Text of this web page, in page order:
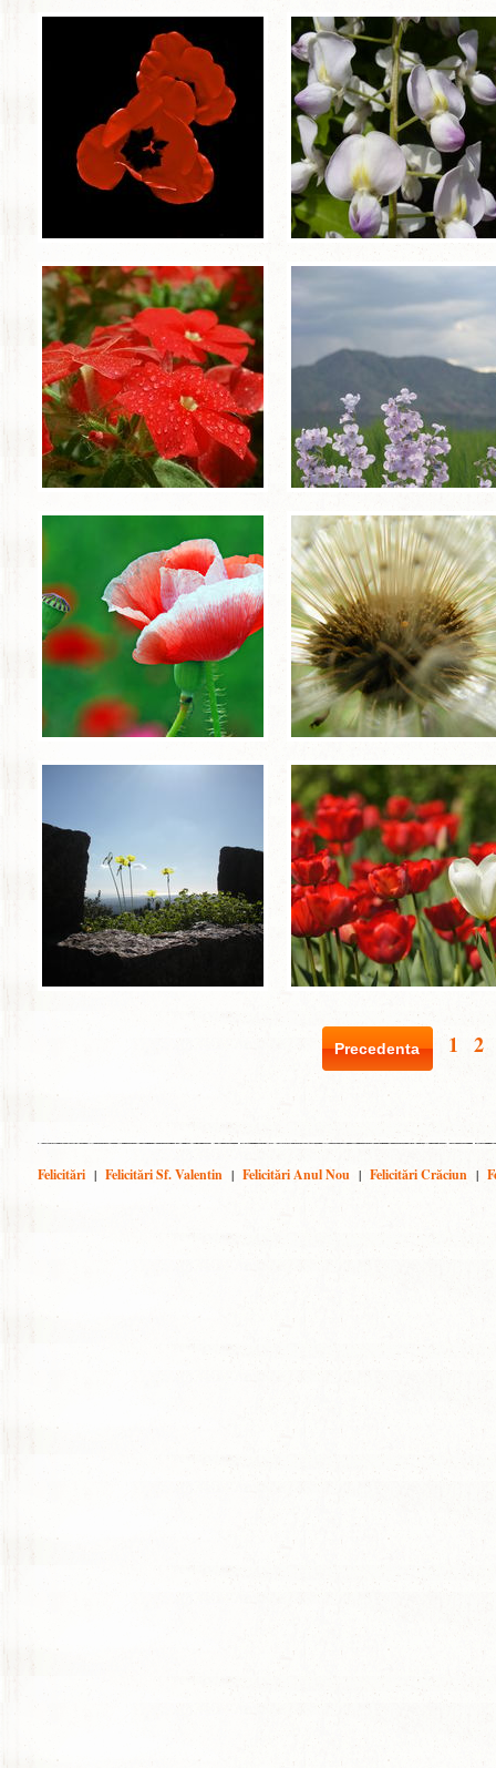
Precedenta 1 2
Felicitări | Felicitări Sf. Valentin | Felicitări Anul Nou | Felicitări Crăciun |